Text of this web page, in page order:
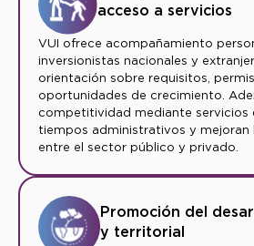
acceso a servicios
VUI ofrece acompañamiento
inversionistas nacionales y
orientación sobre requisitos,
oportunidades de crecimiento.
competitividad mediante servicios
tiempos administrativos y mejoran
entre el sector público y privado.
Promoción del
y territorial